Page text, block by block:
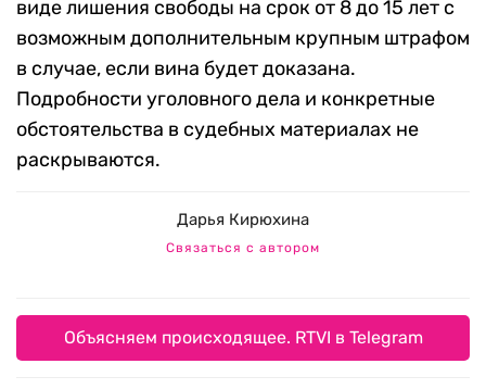
виде лишения свободы на срок от 8 до 15 лет с
возможным дополнительным крупным штрафом
в случае, если вина будет доказана.
Подробности уголовного дела и конкретные
обстоятельства в судебных материалах не
раскрываются.
Дарья Кирюхина
Связаться с автором
Объясняем происходящее. RTVI в Telegram